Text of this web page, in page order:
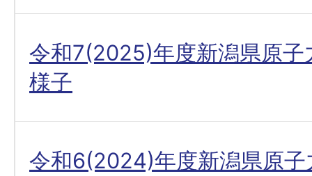
令和7(2025)年度新潟県原子
様子
令和6(2024)年度新潟県原子